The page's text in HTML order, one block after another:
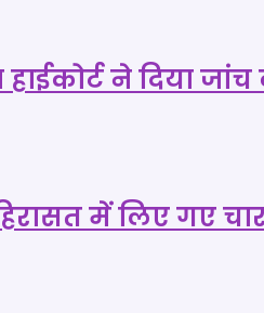
ने दिया
में लिए गए